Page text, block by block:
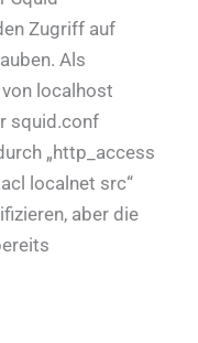
Zugriff auf
Als
localhost
squid.conf
„http_access
localnet src“
aber die